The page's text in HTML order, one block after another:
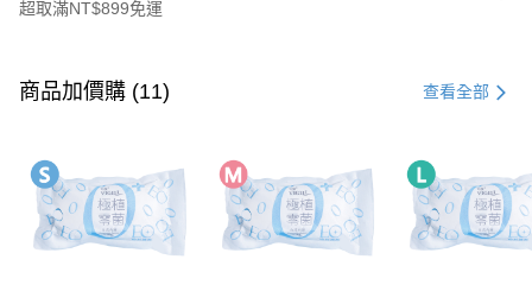
超取滿NT$899免運
信用卡一次付款
LINE Pay
Apple Pay
商品加價購 (11) 查看全部